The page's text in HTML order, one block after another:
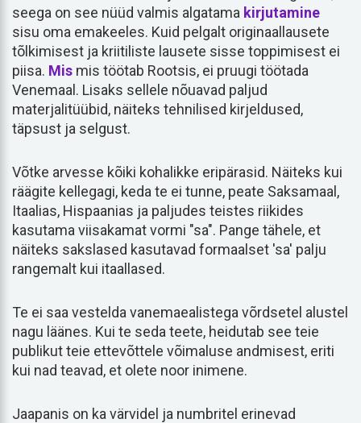
seega on see nüüd valmis algatama kirjutamine
sisu oma emakeeles. Kuid pelgalt originaallausete
tõlkimisest ja kriitiliste lausete sisse toppimisest ei
piisa. Mis mis töötab Rootsis, ei pruugi töötada
Venemaal. Lisaks sellele nõuavad paljud
materjalitüübid, näiteks tehnilised kirjeldused,
täpsust ja selgust.
Võtke arvesse kõiki kohalikke eripärasid. Näiteks kui
räägite kellegagi, keda te ei tunne, peate Saksamaal,
Itaalias, Hispaanias ja paljudes teistes riikides
kasutama viisakamat vormi "sa". Pange tähele, et
näiteks sakslased kasutavad formaalset 'sa' palju
rangemalt kui itaallased.
Te ei saa vestelda vanemaealistega võrdsetel alustel
nagu läänes. Kui te seda teete, heidutab see teie
publikut teie ettevõttele võimaluse andmisest, eriti
kui nad teavad, et olete noor inimene.
Jaapanis on ka värvidel ja numbritel erinevad